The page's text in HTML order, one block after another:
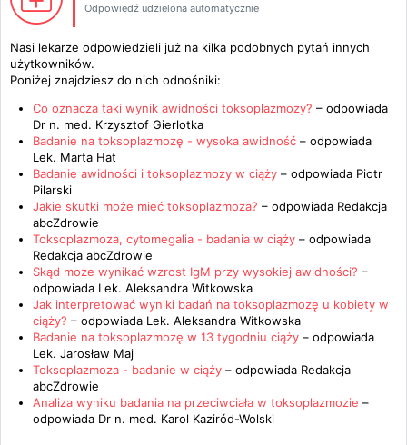
Odpowiedź udzielona automatycznie
Nasi lekarze odpowiedzieli już na kilka podobnych pytań innych
użytkowników.
Poniżej znajdziesz do nich odnośniki:
Co oznacza taki wynik awidności toksoplazmozy? – odpowiada
Dr n. med. Krzysztof Gierlotka
Badanie na toksoplazmozę - wysoka awidność – odpowiada
Lek. Marta Hat
Badanie awidności i toksoplazmozy w ciąży – odpowiada Piotr
Pilarski
Jakie skutki może mieć toksoplazmoza? – odpowiada Redakcja
abcZdrowie
Toksoplazmoza, cytomegalia - badania w ciąży – odpowiada
Redakcja abcZdrowie
Skąd może wynikać wzrost IgM przy wysokiej awidności? –
odpowiada Lek. Aleksandra Witkowska
Jak interpretować wyniki badań na toksoplazmozę u kobiety w
ciąży? – odpowiada Lek. Aleksandra Witkowska
Badanie na toksoplazmozę w 13 tygodniu ciąży – odpowiada
Lek. Jarosław Maj
Toksoplazmoza - badanie w ciąży – odpowiada Redakcja
abcZdrowie
Analiza wyniku badania na przeciwciała w toksoplazmozie –
odpowiada Dr n. med. Karol Kaziród-Wolski